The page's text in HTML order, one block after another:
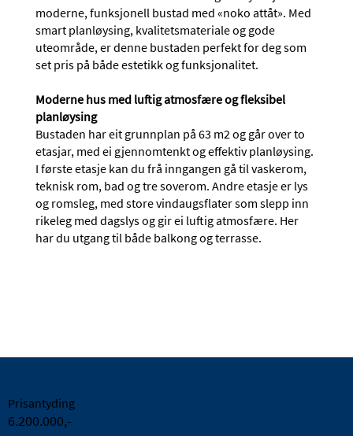
moderne, funksjonell bustad med «noko attåt». Med
smart planløysing, kvalitetsmateriale og gode
uteområde, er denne bustaden perfekt for deg som
set pris på både estetikk og funksjonalitet.
Moderne hus med luftig atmosfære og fleksibel
planløysing
Bustaden har eit grunnplan på 63 m2 og går over to
etasjar, med ei gjennomtenkt og effektiv planløysing.
I første etasje kan du frå inngangen gå til vaskerom,
teknisk rom, bad og tre soverom. Andre etasje er lys
og romsleg, med store vindaugsflater som slepp inn
rikeleg med dagslys og gir ei luftig atmosfære. Her
har du utgang til både balkong og terrasse.
Prisantyding
6.200.000,-